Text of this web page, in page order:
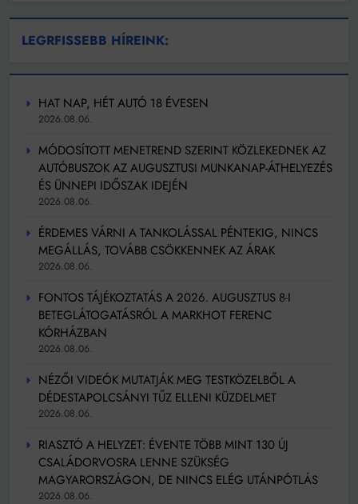
LEGRFISSEBB HÍREINK:
HAT NAP, HÉT AUTÓ 18 ÉVESEN
2026.08.06.
MÓDOSÍTOTT MENETREND SZERINT KÖZLEKEDNEK AZ
AUTÓBUSZOK AZ AUGUSZTUSI MUNKANAP-ÁTHELYEZÉS
ÉS ÜNNEPI IDŐSZAK IDEJÉN
2026.08.06.
ÉRDEMES VÁRNI A TANKOLÁSSAL PÉNTEKIG, NINCS
MEGÁLLÁS, TOVÁBB CSÖKKENNEK AZ ÁRAK
2026.08.06.
FONTOS TÁJÉKOZTATÁS A 2026. AUGUSZTUS 8-I
BETEGLÁTOGATÁSRÓL A MARKHOT FERENC
KÓRHÁZBAN
2026.08.06.
NÉZŐI VIDEÓK MUTATJÁK MEG TESTKÖZELBŐL A
DÉDESTAPOLCSÁNYI TŰZ ELLENI KÜZDELMET
2026.08.06.
RIASZTÓ A HELYZET: ÉVENTE TÖBB MINT 130 ÚJ
CSALÁDORVOSRA LENNE SZÜKSÉG
MAGYARORSZÁGON, DE NINCS ELÉG UTÁNPÓTLÁS
2026.08.06.